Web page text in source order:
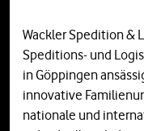
Wackler Spedition &
Speditions- und
in Göppingen
innovative
nationale und